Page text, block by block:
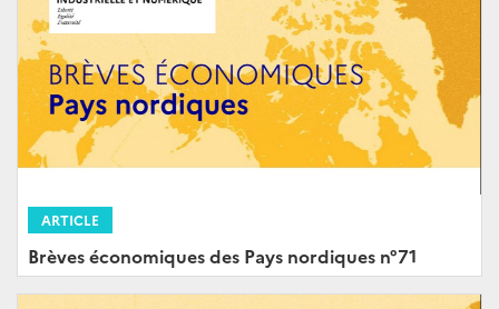
ARTICLE
Brèves économiques des Pays nordiques n°71